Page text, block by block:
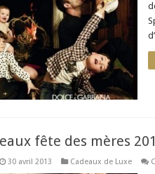
fête des mères
30 avril 2013 Cadeaux de Luxe